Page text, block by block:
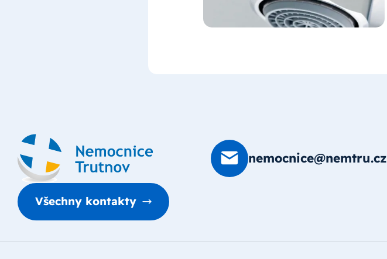
nemocnice@nemtru.cz
Všechny kontakty